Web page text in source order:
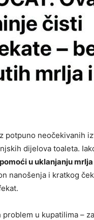
potpuno neočekivanih
dijelova toaleta.
u uklanjanju
nanošenja i kratkog
u kupatilima –